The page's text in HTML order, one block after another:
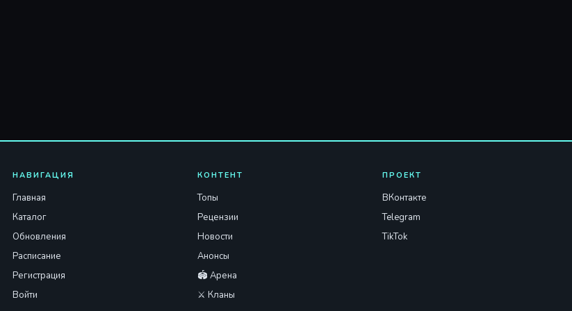
НАВИГАЦИЯ
Главная
Каталог
Обновления
Расписание
Регистрация
Войти
КОНТЕНТ
Топы
Рецензии
Новости
Анонсы
🏟️ Арена
⚔️ Кланы
ПРОЕКТ
ВКонтакте
Telegram
TikTok